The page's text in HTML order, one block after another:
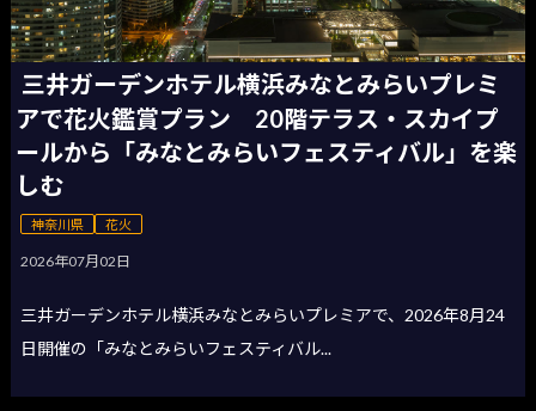
三井ガーデンホテル横浜みなとみらいプレミ
アで花火鑑賞プラン 20階テラス・スカイプ
ールから「みなとみらいフェスティバル」を楽
しむ
神奈川県 花火
2026年07月02日
三井ガーデンホテル横浜みなとみらいプレミアで、2026年8月24
日開催の「みなとみらいフェスティバル...